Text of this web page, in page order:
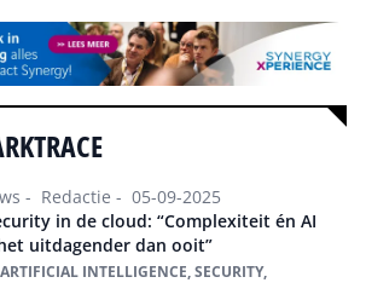
- Redactie - 05-09-2025
in de cloud: “Complexiteit én AI
uitdagender dan ooit”
INTELLIGENCE, SECURITY,